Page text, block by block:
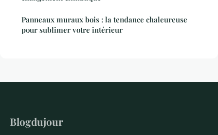
Panneaux muraux bois : la tendance chaleureuse
pour sublimer votre intérieur
Blogdujour